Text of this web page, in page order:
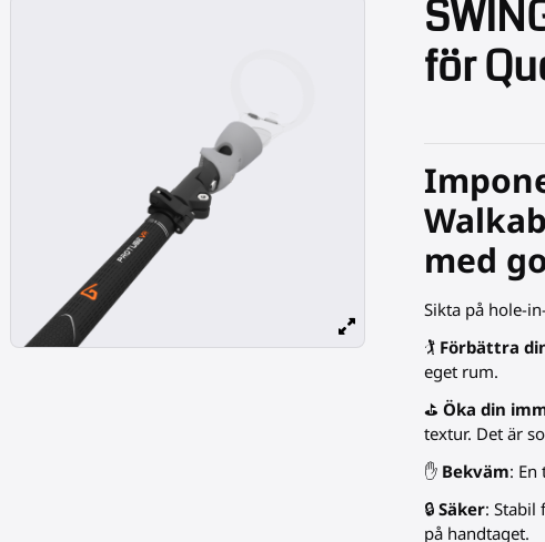
för
med
Sikta på hole-
🏌️ Förbättra
eget rum.
⛳ Öka din
textur. Det är
✋ Bekväm:
🔒 Säker: Stabil
på handtaget.